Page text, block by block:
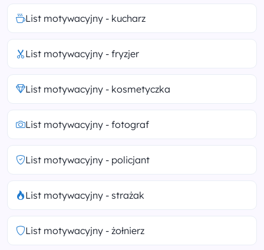
List motywacyjny - kucharz
List motywacyjny - fryzjer
List motywacyjny - kosmetyczka
List motywacyjny - fotograf
List motywacyjny - policjant
List motywacyjny - strażak
List motywacyjny - żołnierz